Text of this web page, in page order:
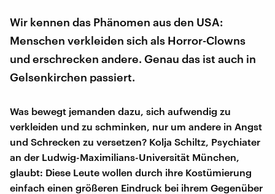
Wir kennen das Phänomen aus den USA:
Menschen verkleiden sich als Horror-Clowns
und erschrecken andere. Genau das ist auch in
Gelsenkirchen passiert.
Was bewegt jemanden dazu, sich aufwendig zu
verkleiden und zu schminken, nur um andere in Angst
und Schrecken zu versetzen? Kolja Schiltz, Psychiater
an der Ludwig-Maximilians-Universität München,
glaubt: Diese Leute wollen durch ihre Kostümierung
einfach einen größeren Eindruck bei ihrem Gegenüber